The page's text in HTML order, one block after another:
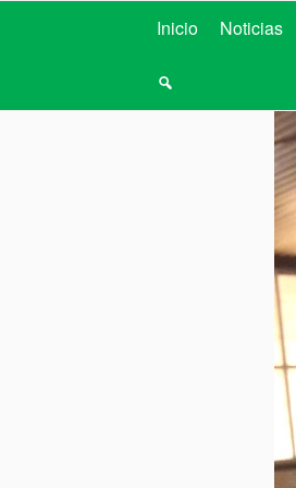
Inicio Noticias